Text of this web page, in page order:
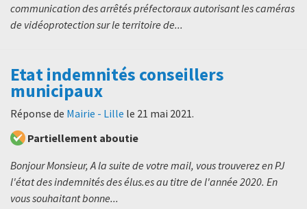
communication des arrêtés préfectoraux autorisant les caméras
de vidéoprotection sur le territoire de...
Etat indemnités conseillers
municipaux
Réponse de Mairie - Lille le 21 mai 2021.
Partiellement aboutie
Bonjour Monsieur, A la suite de votre mail, vous trouverez en PJ
l'état des indemnités des élus.es au titre de l'année 2020. En
vous souhaitant bonne...